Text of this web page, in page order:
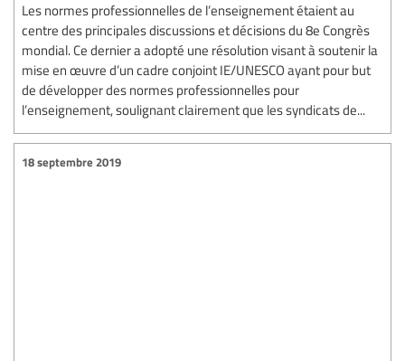
Les normes professionnelles de l’enseignement étaient au
centre des principales discussions et décisions du 8e Congrès
mondial. Ce dernier a adopté une résolution visant à soutenir la
mise en œuvre d’un cadre conjoint IE/UNESCO ayant pour but
de développer des normes professionnelles pour
l’enseignement, soulignant clairement que les syndicats de...
18 septembre 2019